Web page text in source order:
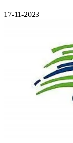
17-11-2023